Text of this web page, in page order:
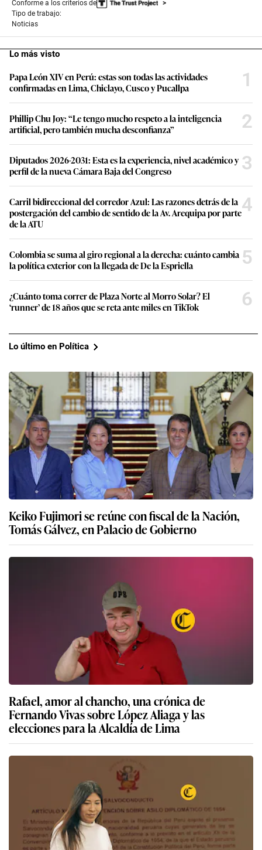
Conforme a los criterios de
Tipo de trabajo:
Noticias
Lo más visto
Papa León XIV en Perú: estas son todas las actividades
confirmadas en Lima, Chiclayo, Cusco y Pucallpa
1
Phillip Chu Joy: “Le tengo mucho respeto a la inteligencia
artificial, pero también mucha desconfianza”
2
Diputados 2026-2031: Esta es la experiencia, nivel académico y
perfil de la nueva Cámara Baja del Congreso
3
Carril bidireccional del corredor Azul: Las razones detrás de la
postergación del cambio de sentido de la Av. Arequipa por parte
de la ATU
4
Colombia se suma al giro regional a la derecha: cuánto cambia
la política exterior con la llegada de De la Espriella
5
¿Cuánto toma correr de Plaza Norte al Morro Solar? El
‘runner’ de 18 años que se reta ante miles en TikTok
6
Lo último en Política
Keiko Fujimori se reúne con fiscal de la Nación,
Tomás Gálvez, en Palacio de Gobierno
Rafael, amor al chancho, una crónica de
Fernando Vivas sobre López Aliaga y las
elecciones para la Alcaldía de Lima